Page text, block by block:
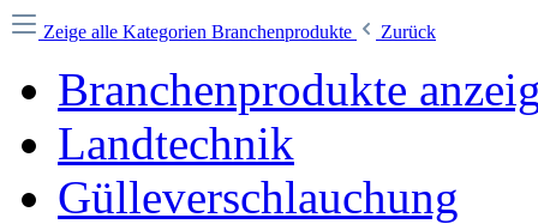
Zeige alle Kategorien Branchenprodukte Zurück
Branchenprodukte
Landtechnik
Gülleverschlauchung